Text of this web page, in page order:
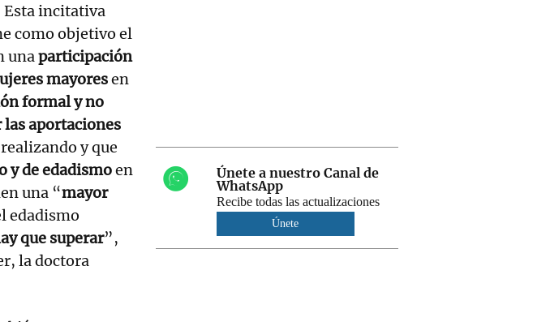
Esta incitativa
como objetivo el
unaparticipación
mayoresen
formal y no
aportaciones
y que
y de edadismoen
una “mayor
edadismo
que superar”,
la doctora
Únete a nuestro Canal de
WhatsApp
Recibe todas las actualizaciones
Únete